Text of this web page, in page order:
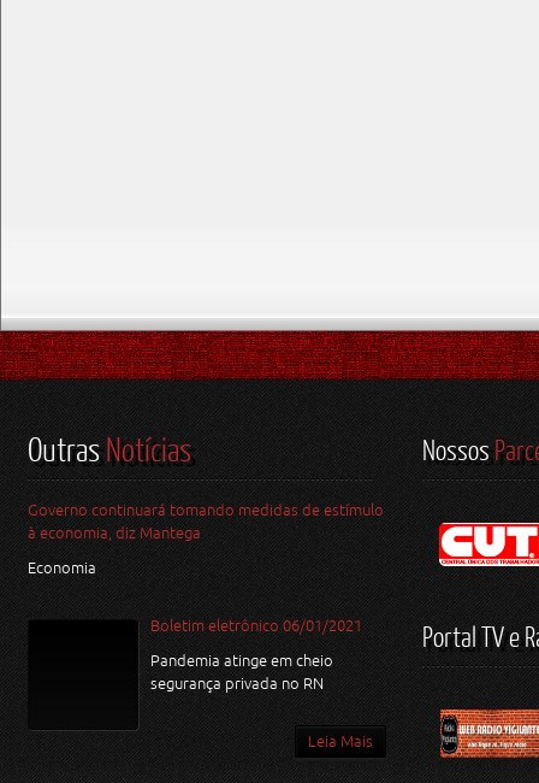
OutrasNotícias
Governo continuará tomando medidas de estímulo
à economia, diz Mantega
Economia
Boletim eletrônico 06/01/2021
Pandemia atinge em cheio
segurança privada no RN
Leia Mais
Nossos
Portal TV e